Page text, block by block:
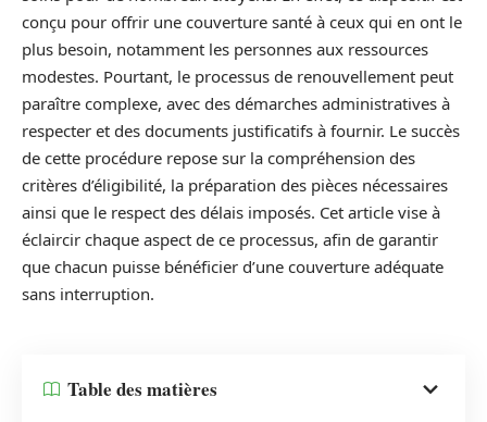
conçu pour offrir une couverture santé à ceux qui en ont le
plus besoin, notamment les personnes aux ressources
modestes. Pourtant, le processus de renouvellement peut
paraître complexe, avec des démarches administratives à
respecter et des documents justificatifs à fournir. Le succès
de cette procédure repose sur la compréhension des
critères d’éligibilité, la préparation des pièces nécessaires
ainsi que le respect des délais imposés. Cet article vise à
éclaircir chaque aspect de ce processus, afin de garantir
que chacun puisse bénéficier d’une couverture adéquate
sans interruption.
Table des matières